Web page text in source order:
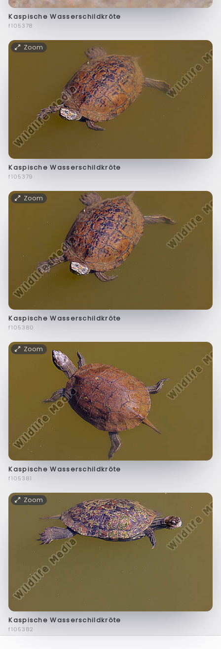
Kaspische Wasserschildkröte
f105378
Zoom
Kaspische Wasserschildkröte
f105379
Zoom
Kaspische Wasserschildkröte
f105380
Zoom
Kaspische Wasserschildkröte
f105381
Zoom
Kaspische Wasserschildkröte
f105382